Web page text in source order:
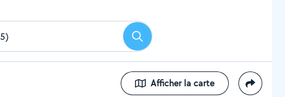
Rechercher
Afficher la carte